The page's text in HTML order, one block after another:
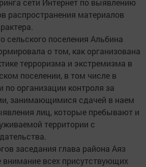
сети Интернет по выявлению
распространения материалов
сельского поселения Альбина
о том, как организована
терроризма и экстремизма в
поселении, в том числе в
по организации контроля за
занимающимися сдачей в наем
лиц, которые пребывают и
территории с
заседания глава района Аяз
всех присутствующих